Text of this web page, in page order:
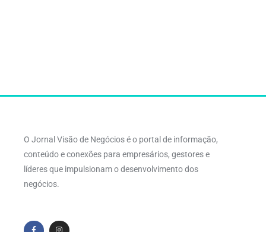
O Jornal Visão de Negócios é o portal de informação,
conteúdo e conexões para empresários, gestores e
líderes que impulsionam o desenvolvimento dos
negócios.